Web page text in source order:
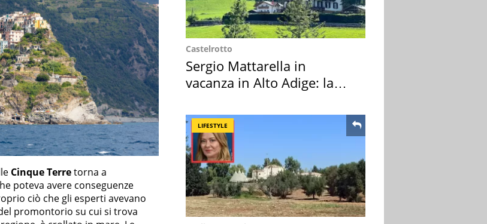
Cinque Terretorna a
poteva avere conseguenze
ciò che gli esperti avevano
promontorio su cui si trova
Castelrotto
Sergio Mattarella in
vacanza in Alto Adige: la
LIFESTYLE